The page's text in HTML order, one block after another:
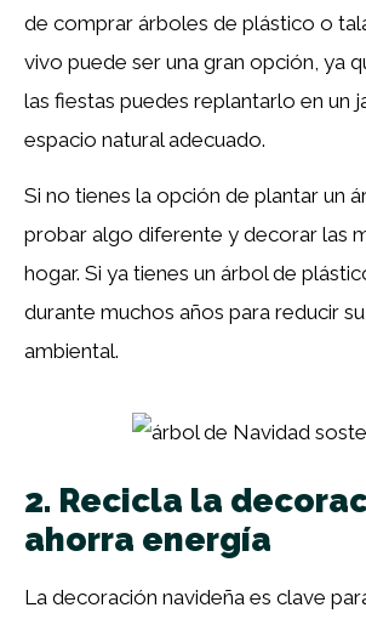
de comprar árboles de plástico o
vivo puede ser una gran opción, ya
las fiestas puedes replantarlo en un
espacio natural adecuado.
Si no tienes la opción de plantar un
probar algo diferente y decorar las
hogar. Si ya tienes un árbol de
durante muchos años para reducir
ambiental.
2. Recicla la
ahorra energía
La decoración navideña es clave